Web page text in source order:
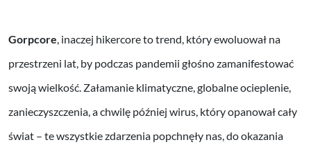
Gorpcore, inaczej hikercore to trend, który ewoluował na
przestrzeni lat, by podczas pandemii głośno zamanifestować
swoją wielkość. Załamanie klimatyczne, globalne ocieplenie,
zanieczyszczenia, a chwilę później wirus, który opanował cały
świat – te wszystkie zdarzenia popchnęły nas, do okazania